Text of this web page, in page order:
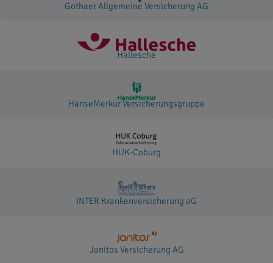
Gothaer Allgemeine Versicherung AG
Hallesche
HanseMerkur Versicherungsgruppe
HUK-Coburg
INTER Krankenversicherung aG
Janitos Versicherung AG